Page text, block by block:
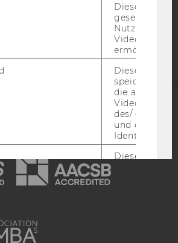
Barrierefreiheitserklärung
Dieser
gesetzt, um
Nutzung des
Videoplayers
ermöglichen
Dieses Cookie
speichert
die aktuellen
des/ der
und einen
Dieses